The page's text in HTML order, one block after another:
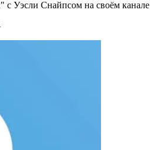
Уэсли Снайпсом на своём канале